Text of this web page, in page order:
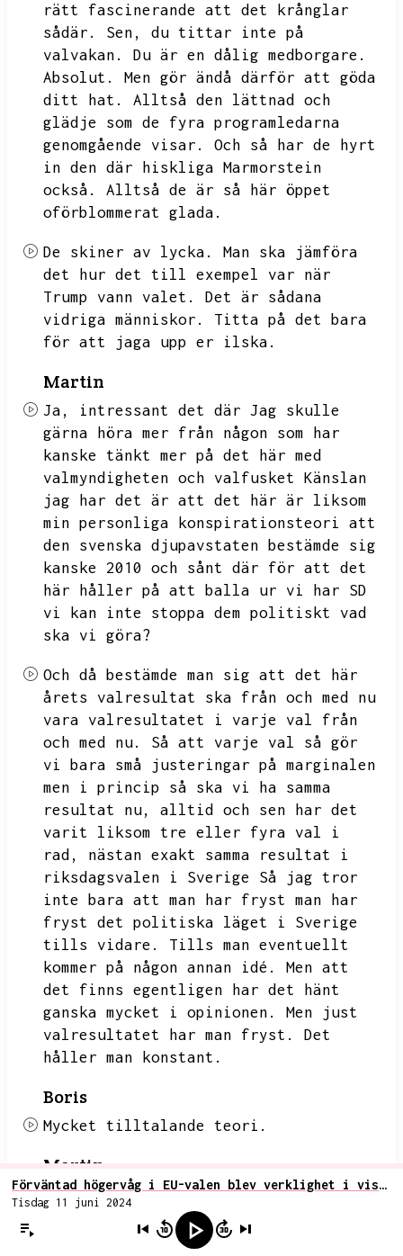
rätt fascinerande att det krånglar
sådär.
Sen,
du tittar inte på
valvakan.
Du är en dålig medborgare.
Absolut.
Men gör ändå därför att göda
ditt hat.
Alltså den lättnad och
glädje som de fyra programledarna
genomgående visar.
Och så har de hyrt
in den där hiskliga Marmorstein
också.
Alltså de är så här öppet
oförblommerat glada.
De skiner av lycka.
Man ska jämföra
det hur det till exempel var när
Trump vann valet.
Det är sådana
vidriga människor.
Titta på det bara
för att jaga upp er ilska.
Martin
Ja,
intressant det där Jag skulle
gärna höra mer från någon som har
kanske tänkt mer på det här med
valmyndigheten och valfusket Känslan
jag har det är att det här är liksom
min personliga konspirationsteori att
den svenska djupavstaten bestämde sig
kanske 2010 och sånt där för att det
här håller på att balla ur vi har SD
vi kan inte stoppa dem politiskt vad
ska vi göra?
Och då bestämde man sig att det här
årets valresultat ska från och med nu
vara valresultatet i varje val från
och med nu.
Så att varje val så gör
vi bara små justeringar på marginalen
men i princip så ska vi ha samma
resultat nu,
alltid och sen har det
varit liksom tre eller fyra val i
rad,
nästan exakt samma resultat i
riksdagsvalen i Sverige Så jag tror
inte bara att man har fryst man har
fryst det politiska läget i Sverige
tills vidare.
Tills man eventuellt
kommer på någon annan idé.
Men att
det finns egentligen har det hänt
ganska mycket i opinionen.
Men just
valresultatet har man fryst.
Det
håller man konstant.
Boris
Mycket tilltalande teori.
Martin
Jag tycker vi ska prata lite om något
Gärna om Frankrike.
var ju kanske den största enskilda
Förväntad högervåg i EU-valen blev verklighet i vissa länder men kom helt av sig i bland annat Sverige
Tisdag 11 juni 2024